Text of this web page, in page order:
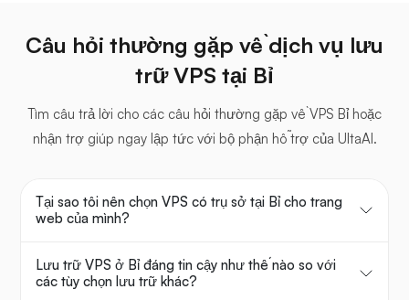
Câu hỏi thường gặp về dịch vụ lưu
trữ VPS tại Bỉ
Tìm câu trả lời cho các câu hỏi thường gặp về VPS Bỉ hoặc
nhận trợ giúp ngay lập tức với bộ phận hỗ trợ của UltaAI.
Tại sao tôi nên chọn VPS có trụ sở tại Bỉ cho trang
web của mình?
Lưu trữ VPS ở Bỉ đáng tin cậy như thế nào so với
các tùy chọn lưu trữ khác?